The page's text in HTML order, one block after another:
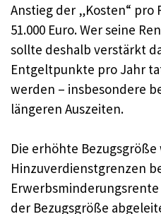
Anstieg der „Kosten“
51.000 Euro. Wer seine
sollte deshalb verstärkt
Entgeltpunkte pro Jahr
werden – insbesondere
längeren Auszeiten.
Die erhöhte
Hinzuverdienstgrenzen
der Bezugsgröße